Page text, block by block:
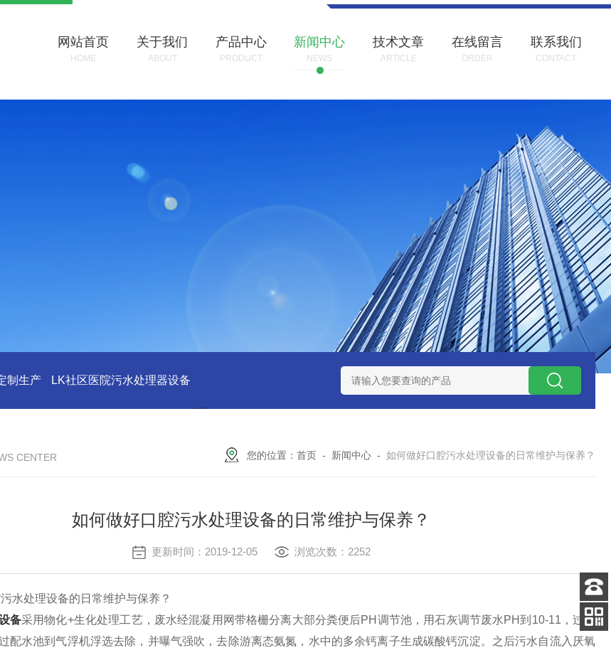
网站首页
HOME
关于我们
ABOUT
产品中心
PRODUCT
新闻中心
NEWS
技术文章
ARTICLE
在线留言
ORDER
联系我们
CONTACT
制生产 LK社区医院污水处理器设备 LK康复医院废水处理器设备 LK康复医院污水处理
CENTER 您的位置： 首页 - 新闻中心 - 如何做好口腔污水处理设备的日常维护与保养？
如何做好口腔污水处理设备的日常维护与保养？
更新时间：2019-12-05 浏览次数：2252
处理设备的日常维护与保养？
备采用物化+生化处理工艺，废水经混凝用网带格栅分离大部分粪便后PH调节池，用石灰调节废水PH到10-11，过量
配水池到气浮机浮选去除，并曝气强吹，去除游离态氨氮，水中的多余钙离子生成碳酸钙沉淀。之后污水自流入厌氧
客服
电话
关注